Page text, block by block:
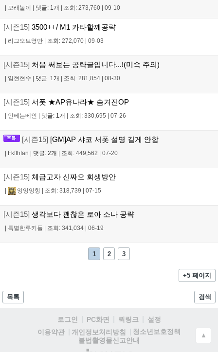
모래놀이 댓글: 1개 조회: 273,760 09-10
[시즌15] 3500++/ M1 카타할께공략
리그오브영만 조회: 272,070 09-03
[시즌15] 처음 써보는 공략글입니다...!(미숙 주의)
임현현수 댓글: 1개 조회: 281,854 08-30
[시즌15] 서폿 ★AP유나라★ 숨겨진OP
인베는베인 댓글: 1개 조회: 330,695 07-26
[시즌15] [GM]AP 샤코 서폿 설명 길게 안함
Fkffhfan 댓글: 2개 조회: 449,562 07-20
[시즌15] 체급고자 신짜오 회생방안
잉잉잉힝 조회: 318,739 07-15
[시즌15] 생각보다 괜찮은 로아 소나 공략
특별한루키들 조회: 341,034 06-19
1 2 3
+5 페이지
목록 검색
로그인 PC화면 퀵링크
설정
이용약관
개인정보처리방침
청소년보호정책
불법촬영물신고안내
▲